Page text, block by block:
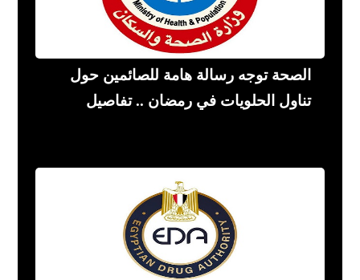
الصحة توجه رسالة هامة للصائمين حول
تناول الحلويات في رمضان .. تفاصيل